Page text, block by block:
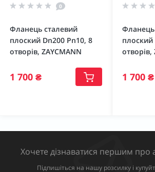
0
Фланець сталевий
плоский Dn200 Pn10, 8
отворів, ZAYCMANN
1 700 ₴
Фланець
плоский
отворів,
1 700 ₴
Хочете дізнаватися першим про
Підпишіться на нашу розсилку і